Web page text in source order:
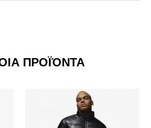
ΠΡΟΪΌΝΤΑ